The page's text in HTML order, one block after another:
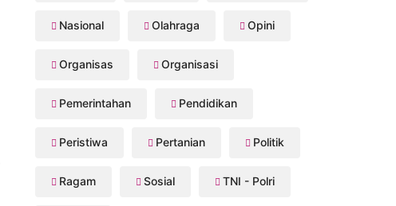
Nasional Olahraga Opini
Organisas Organisasi
Pemerintahan Pendidikan
Peristiwa Pertanian Politik
Ragam Sosial TNI - Polri